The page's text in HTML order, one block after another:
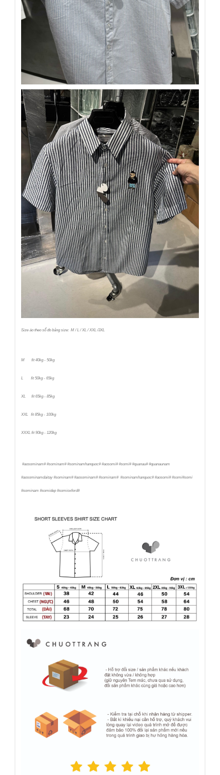
Size áo theo số đo bảng size: M / L / XL / XXL /3XL
M fit 40kg - 50kg
L fit 50kg - 65kg
XL fit 65kg - 85kg
XXL fit 85kg - 100kg
XXXL fit 90kg - 120kg
#aosominam# #sominam# #sominamhanquoc# #aosomi# #somi# #quanau# #quanaunam
#aosominamdaitay #sominam# #aosominam# #sominam# #sominamhanquoc# #aosomi# #somi#somi
#sominam #somidep #somioxford#